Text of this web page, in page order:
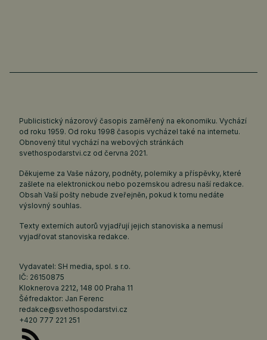
Publicistický názorový časopis zaměřený na ekonomiku. Vychází
od roku 1959. Od roku 1998 časopis vycházel také na internetu.
Obnovený titul vychází na webových stránkách
svethospodarstvi.cz od června 2021.
Děkujeme za Vaše názory, podněty, polemiky a příspěvky, které
zašlete na elektronickou nebo pozemskou adresu naší redakce.
Obsah Vaší pošty nebude zveřejněn, pokud k tomu nedáte
výslovný souhlas.
Texty externích autorů vyjadřují jejich stanoviska a nemusí
vyjadřovat stanoviska redakce.
Vydavatel: SH media, spol. s r.o.
IČ: 26150875
Kloknerova 2212, 148 00 Praha 11
Šéfredaktor: Jan Ferenc
redakce@svethospodarstvi.cz
+420 777 221 251